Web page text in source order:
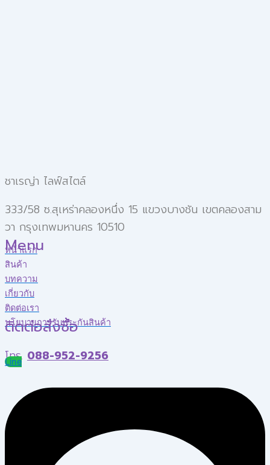
ชาเรญ่า ไลฟ์สไตล์
333/58 ซ.สุเหร่าคลองหนึ่ง 15 แขวงบางชัน เขตคลองสาม
วา กรุงเทพมหานคร 10510
Menu
หน้าแรก
สินค้า
บทความ
เกี่ยวกับ
ติดต่อเรา
นโยบายการรับประกันสินค้า
ติดต่อสั่งซื้อ
โทร. 088-952-9256
Line